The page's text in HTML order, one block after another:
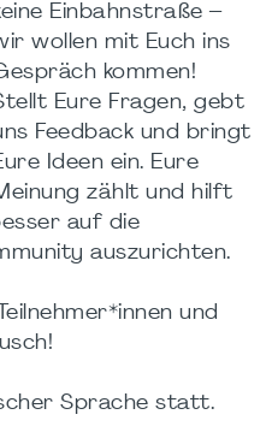
Einbahnstraße –
wollen mit Euch ins
kommen!
Eure Fragen, gebt
Feedback und bringt
Ideen ein. Eure
zählt und hilft
auf die
auszurichten.
und
Sprache statt.